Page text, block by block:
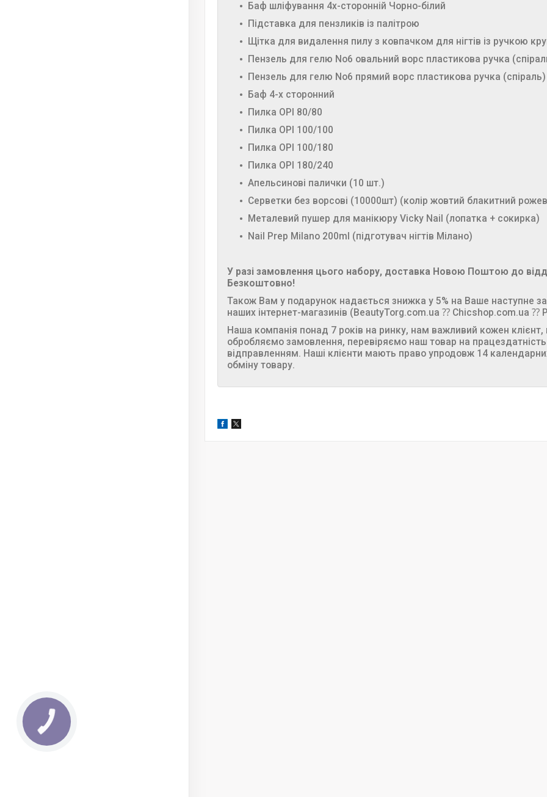
Баф шліфування 4х-сторонній Чорно-білий
Підставка для пензликів із палітрою
Щітка для видалення пилу з ковпачком для нігтів із ручкою
Пензель для гелю No6 овальний ворс пластикова ручка
Пензель для гелю No6 прямий ворс пластикова ручка (спіраль)
Баф 4-х сторонний
Пилка OPI 80/80
Пилка OPI 100/100
Пилка OPI 100/180
Пилка OPI 180/240
Апельсинові палички (10 шт.)
Серветки без ворсові (10000шт) (колір жовтий блакитний
Металевий пушер для манікюру Vicky Nail (лопатка + сокирка)
Nail Prep Milano 200ml (підготувач нігтів Мілано)
У разі замовлення цього набору, доставка Новою Поштою до
Безкоштовно!
Також Вам у подарунок надається знижка у 5% на Ваше наступне
наших інтернет-магазинів (BeautyTorg.com.ua ⁇ Chicshop.com.ua ⁇
Наша компанія понад 7 років на ринку, нам важливий кожен клієнт,
обробляємо замовлення, перевіряємо наш товар на
відправленням. Наші клієнти мають право упродовж 14
обміну товару.